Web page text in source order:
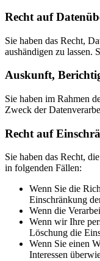
Recht auf
Sie haben das Recht,
aushändigen zu lassen.
Auskunft,
Sie haben im Rahmen
Zweck der
Recht auf
Sie haben das Recht,
in folgenden Fällen:
Wenn Sie die
Einschränkung
Wenn die
Wenn wir Ihre
Löschung die
Wenn Sie einen
Interessen